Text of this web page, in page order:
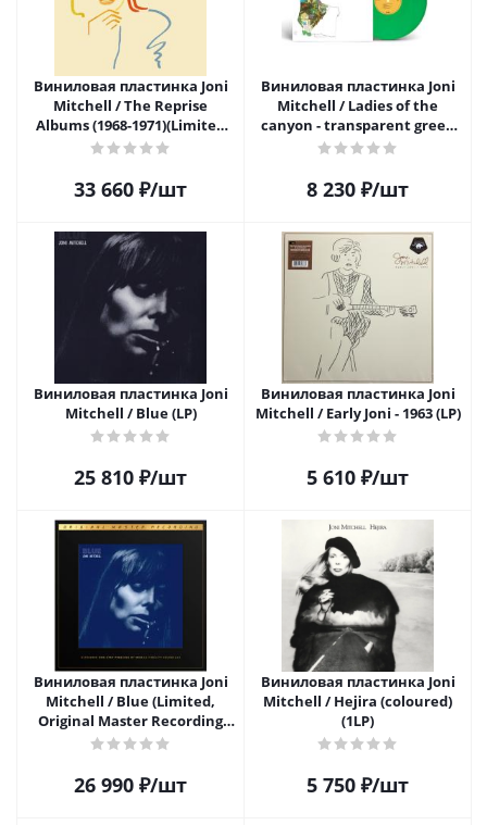
Виниловая пластинка Joni
Mitchell / The Reprise
Albums (1968-1971)(Limited
Edition Box Set)(4LP)
33 660 ₽/шт
Виниловая пластинка Joni
Mitchell / Ladies of the
canyon - transparent green
vinyl - indies only (1LP)
8 230 ₽/шт
Виниловая пластинка Joni
Mitchell / Blue (LP)
25 810 ₽/шт
Виниловая пластинка Joni
Mitchell / Early Joni - 1963 (LP)
5 610 ₽/шт
Виниловая пластинка Joni
Mitchell / Blue (Limited,
Original Master Recording
Series) (2LP)
26 990 ₽/шт
Виниловая пластинка Joni
Mitchell / Hejira (coloured)
(1LP)
5 750 ₽/шт